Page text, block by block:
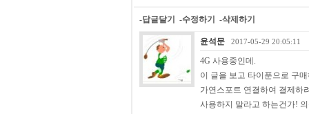
-답글달기 -수정하기 -삭제하기
윤석문 2017-05-29 20:05:11
4G 사용중인데.
이 글을 보고 타이푼으로 구
가연스포트 연결하여 결제하
사용하지 말라고 하는건가!